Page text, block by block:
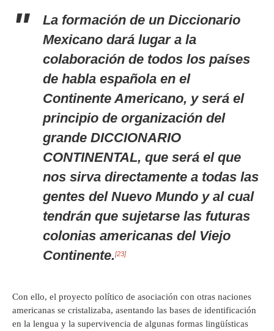
La formación de un Diccionario
Mexicano dará lugar a la
colaboración de todos los países
de habla española en el
Continente Americano, y será el
principio de organización del
grande DICCIONARIO
CONTINENTAL, que será el que
nos sirva directamente a todas las
gentes del Nuevo Mundo y al cual
tendrán que sujetarse las futuras
colonias americanas del Viejo
Continente.[23]
Con ello, el proyecto político de asociación con otras naciones
americanas se cristalizaba, asentando las bases de identificación
en la lengua y la supervivencia de algunas formas lingüísticas